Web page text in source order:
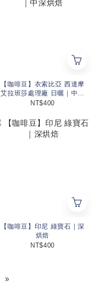
【咖啡豆】衣索比亞 西達摩
艾拉班莎處理廠 日曬｜中深
烘焙
NT$400
【咖啡豆】印尼 綠寶石｜深
烘焙
NT$400
»